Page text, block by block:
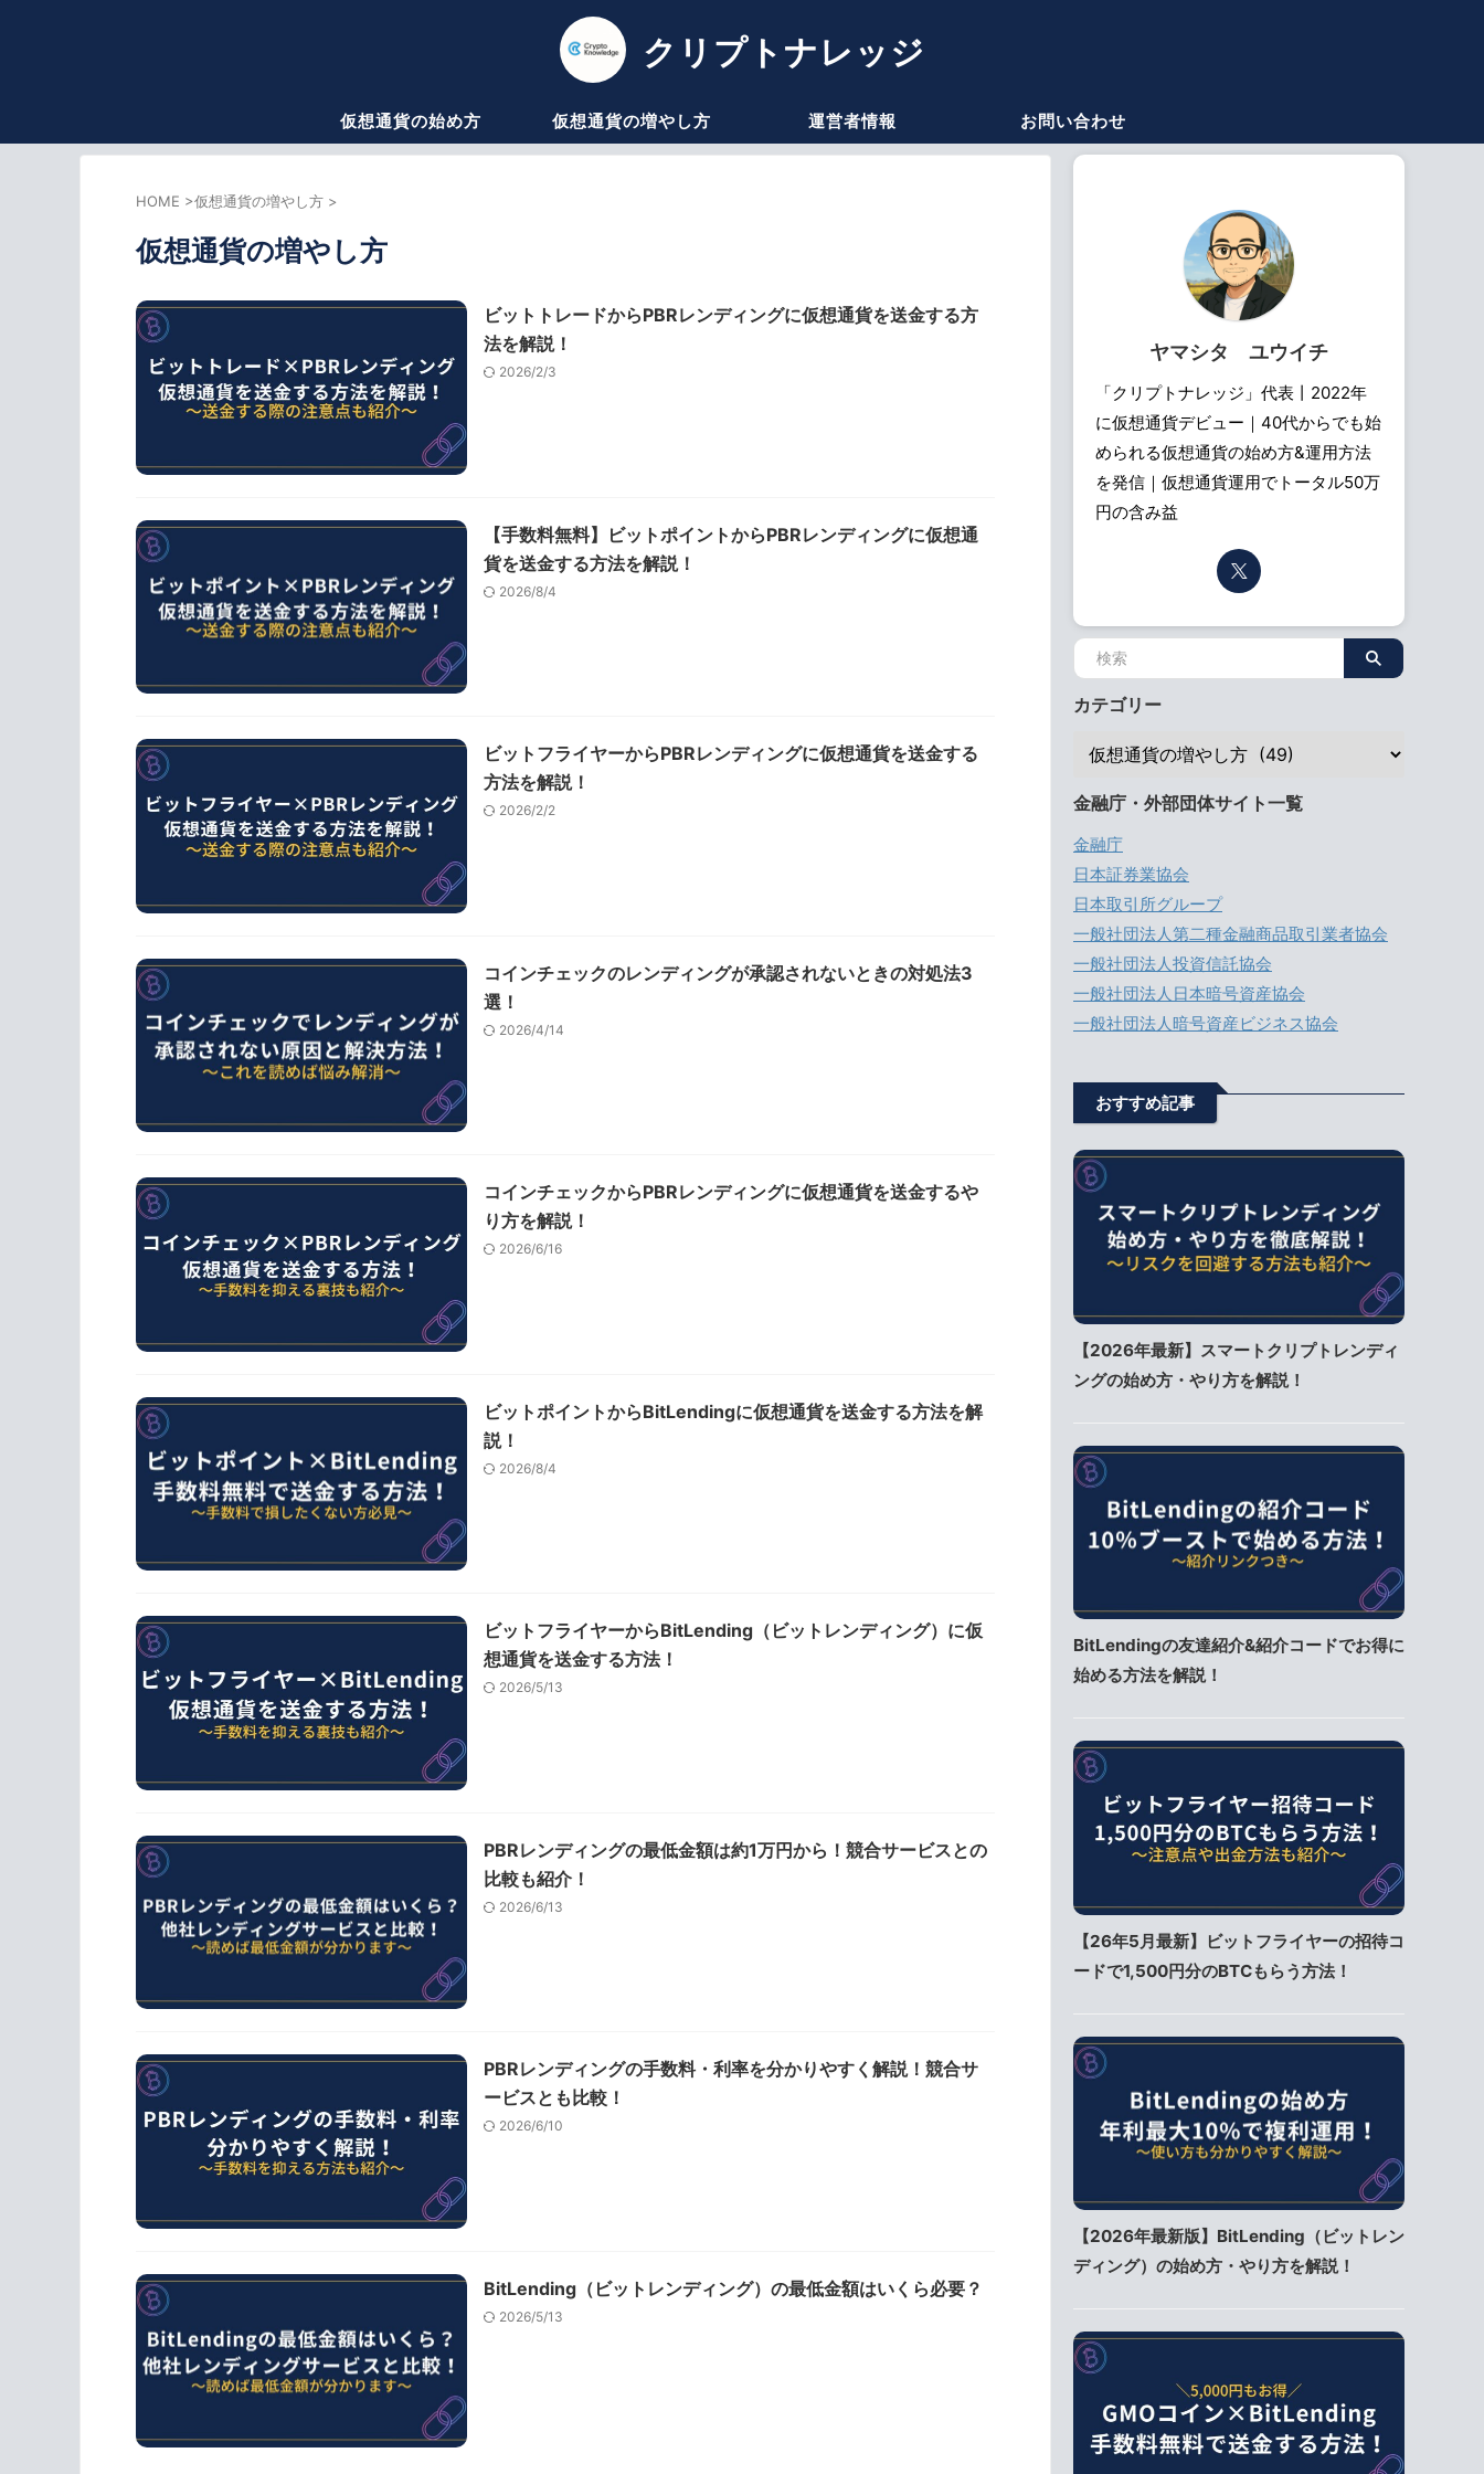
クリプトナレッジ
仮想通貨の始め方 仮想通貨の増やし方 運営者情報 お問い合わせ
HOME >仮想通貨の増やし方 >
仮想通貨の増やし方
ビットトレードからPBRレンディングに仮想通貨を送金する方
法を解説！
2026/2/3
【手数料無料】ビットポイントからPBRレンディングに仮想通
貨を送金する方法を解説！
2026/8/4
ビットフライヤーからPBRレンディングに仮想通貨を送金する
方法を解説！
2026/2/2
コインチェックのレンディングが承認されないときの対処法3
選！
2026/4/14
コインチェックからPBRレンディングに仮想通貨を送金するや
り方を解説！
2026/6/16
ビットポイントからBitLendingに仮想通貨を送金する方法を解
説！
2026/8/4
ビットフライヤーからBitLending（ビットレンディング）に仮
想通貨を送金する方法！
2026/5/13
PBRレンディングの最低金額は約1万円から！競合サービスとの
比較も紹介！
2026/6/13
PBRレンディングの手数料・利率を分かりやすく解説！競合サ
ービスとも比較！
2026/6/10
BitLending（ビットレンディング）の最低金額はいくら必要？
2026/5/13
ヤマシタ ユウイチ
「クリプトナレッジ」代表丨2022年
に仮想通貨デビュー｜40代からでも始
められる仮想通貨の始め方&運用方法
を発信｜仮想通貨運用でトータル50万
円の含み益
カテゴリー
金融庁・外部団体サイト一覧
金融庁
日本証券業協会
日本取引所グループ
一般社団法人第二種金融商品取引業者協会
一般社団法人投資信託協会
一般社団法人日本暗号資産協会
一般社団法人暗号資産ビジネス協会
おすすめ記事
【2026年最新】スマートクリプトレンディ
ングの始め方・やり方を解説！
BitLendingの友達紹介&紹介コードでお得に
始める方法を解説！
【26年5月最新】ビットフライヤーの招待コ
ードで1,500円分のBTCもらう方法！
【2026年最新版】BitLending（ビットレン
ディング）の始め方・やり方を解説！